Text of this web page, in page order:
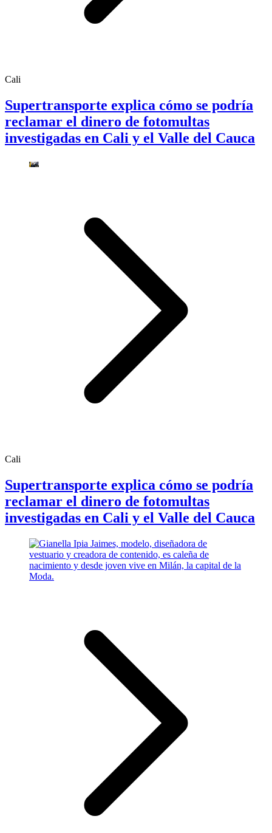
Cali
Supertransporte explica cómo se podría
reclamar el dinero de fotomultas
investigadas en Cali y el Valle del Cauca
Cali
Supertransporte explica cómo se podría
reclamar el dinero de fotomultas
investigadas en Cali y el Valle del Cauca